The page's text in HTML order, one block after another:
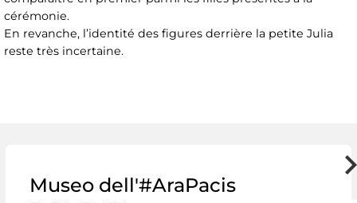
cérémonie.
En revanche, l’identité des figures derrière la petite Julia
reste très incertaine.
Museo dell'#AraPacis